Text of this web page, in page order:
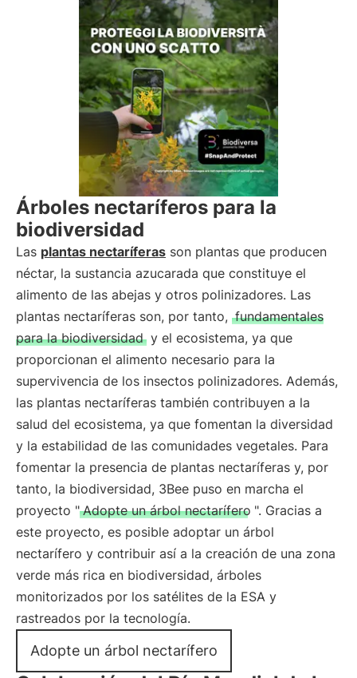
Árboles nectaríferos para la
biodiversidad
Las plantas nectaríferas son plantas que producen
néctar, la sustancia azucarada que constituye el
alimento de las abejas y otros polinizadores. Las
plantas nectaríferas son, por tanto, fundamentales
para la biodiversidad y el ecosistema, ya que
proporcionan el alimento necesario para la
supervivencia de los insectos polinizadores. Además,
las plantas nectaríferas también contribuyen a la
salud del ecosistema, ya que fomentan la diversidad
y la estabilidad de las comunidades vegetales. Para
fomentar la presencia de plantas nectaríferas y, por
tanto, la biodiversidad, 3Bee puso en marcha el
proyecto " Adopte un árbol nectarífero ". Gracias a
este proyecto, es posible adoptar un árbol
nectarífero y contribuir así a la creación de una zona
verde más rica en biodiversidad, árboles
monitorizados por los satélites de la ESA y
rastreados por la tecnología.
Adopte un árbol nectarífero